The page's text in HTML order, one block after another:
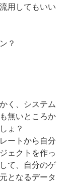
用してもいい
？
く、システム
無いところか
ょ？
ートから自分
ェクトを作っ
て、自分のゲ
となるデータ